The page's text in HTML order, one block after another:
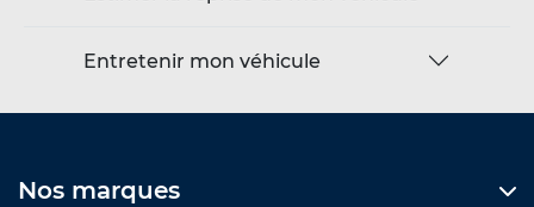
Entretenir mon véhicule
Nos marques